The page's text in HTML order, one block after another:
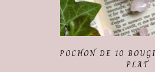
POCHON DE 10
PLAT